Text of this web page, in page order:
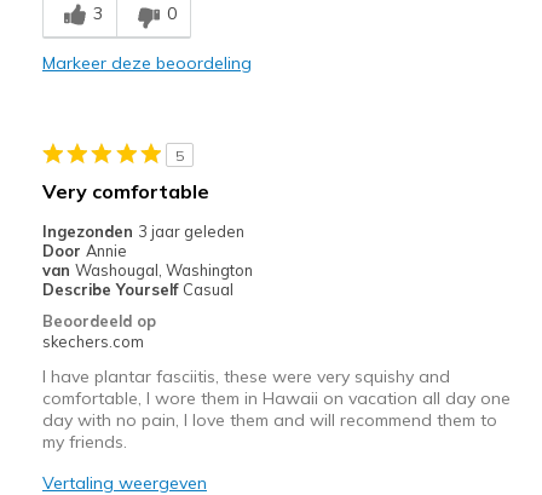
There are not quite as soft as my others
Feels true to width
Sizing
Feels true to size
View On Shoes
I'm Really Into Shoes
3 0
Markeer deze beoordeling
5
Very comfortable
Ingezonden 3 jaar geleden
Door Annie
van Washougal, Washington
Describe Yourself Casual
Beoordeeld op
skechers.com
I have plantar fasciitis, these were very squishy and
comfortable, I wore them in Hawaii on vacation all day one
day with no pain, I love them and will recommend them to
my friends.
Vertaling weergeven